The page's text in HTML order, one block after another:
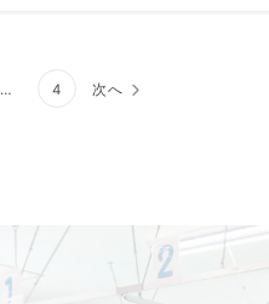
… 4 次へ